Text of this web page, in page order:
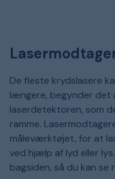
De fleste krydslasere
længere, begynder det
laserdetektoren, som
ramme.
måleværktøjet, for at
ved hjælp af lyd eller
bagsiden, så du kan